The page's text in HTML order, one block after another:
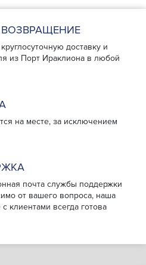
ВОЗВРАЩЕНИЕ
доставку и
из Порт Ираклиона в любой
на месте, за исключением
почта службы поддержки
от вашего вопроса, наша
клиентами всегда готова